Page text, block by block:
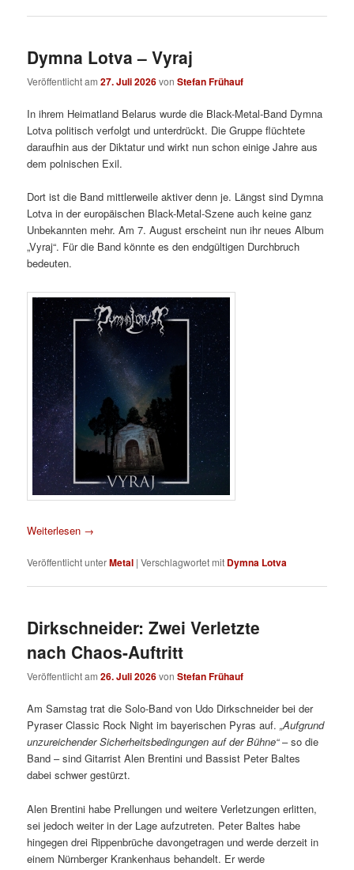
Dymna Lotva – Vyraj
Veröffentlicht am27. Juli 2026vonStefan Frühauf
In ihrem Heimatland Belarus wurde die Black-Metal-Band Dymna
Lotva politisch verfolgt und unterdrückt. Die Gruppe flüchtete
daraufhin aus der Diktatur und wirkt nun schon einige Jahre aus
dem polnischen Exil.
Dort ist die Band mittlerweile aktiver denn je. Längst sind Dymna
Lotva in der europäischen Black-Metal-Szene auch keine ganz
Unbekannten mehr. Am 7. August erscheint nun ihr neues Album
„Vyraj“. Für die Band könnte es den endgültigen Durchbruch
bedeuten.
Weiterlesen →
Veröffentlicht unterMetal |Verschlagwortet mit Dymna Lotva
Dirkschneider: Zwei Verletzte
nach Chaos-Auftritt
Veröffentlicht am26. Juli 2026vonStefan Frühauf
Am Samstag trat die Solo-Band von Udo Dirkschneider bei der
Pyraser Classic Rock Night im bayerischen Pyras auf.„Aufgrund
unzureichender Sicherheitsbedingungen auf der Bühne“– so die
Band – sind Gitarrist Alen Brentini und Bassist Peter Baltes
dabei schwer gestürzt.
Alen Brentini habe Prellungen und weitere Verletzungen erlitten,
sei jedoch weiter in der Lage aufzutreten. Peter Baltes habe
hingegen drei Rippenbrüche davongetragen und werde derzeit in
einem Nürnberger Krankenhaus behandelt. Er werde